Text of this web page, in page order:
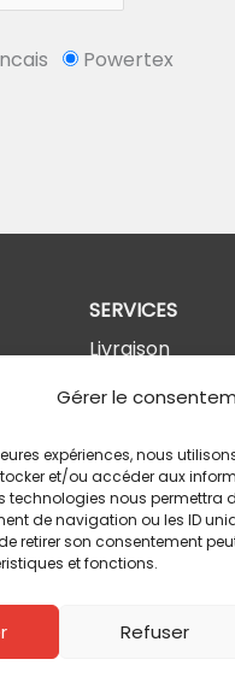
Gérer le
expériences, nous
et/ou accéder aux
technologies nous permettra
de navigation ou les ID
retirer son consentement
et fonctions.
Refuser
Powertex
SERVICES
Livraison
Retours et
Modalités
Copyright © 2026 Pin-So